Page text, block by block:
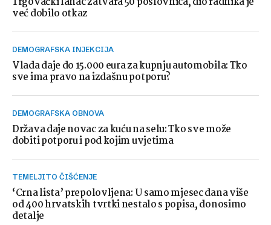
već dobilo otkaz
DEMOGRAFSKA INJEKCIJA
Vlada daje do 15.000 eura za kupnju automobila: Tko
sve ima pravo na izdašnu potporu?
DEMOGRAFSKA OBNOVA
Država daje novac za kuću na selu: Tko sve može
dobiti potporu i pod kojim uvjetima
TEMELJITO ČIŠĆENJE
‘Crna lista’ prepolovljena: U samo mjesec dana više
od 400 hrvatskih tvrtki nestalo s popisa, donosimo
detalje